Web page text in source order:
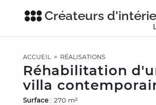
Créateurs
ACCUEIL> RÉALISATIONS
Réhabilitation
villa
Surface : 270 m²